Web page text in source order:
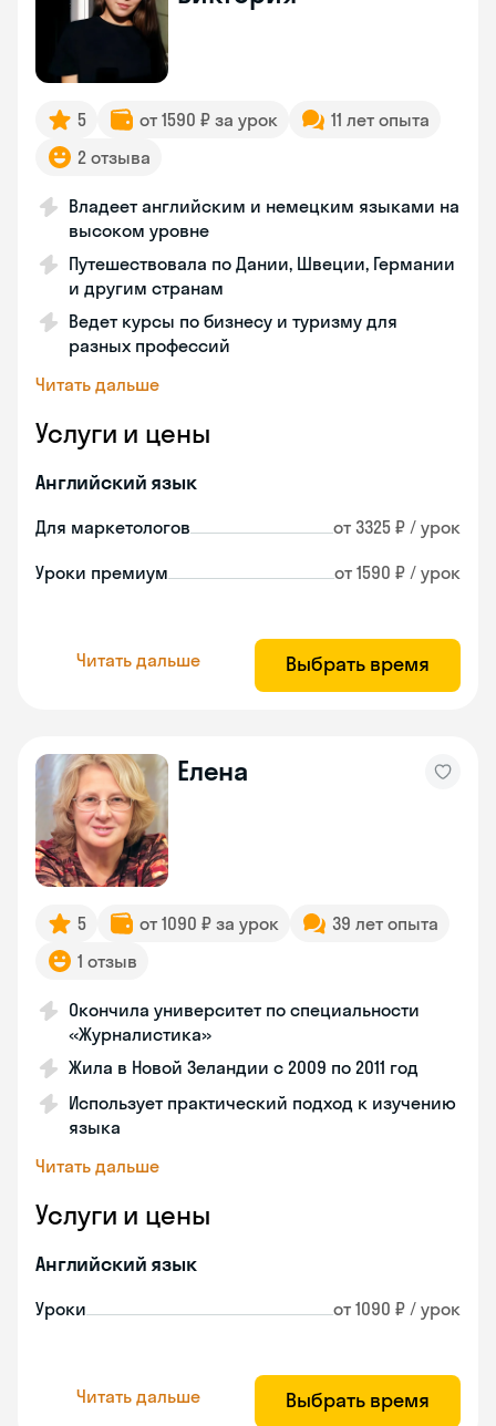
5 от 1590 ₽ за урок
11 лет опыта
2 отзыва
Владеет английским и немецким языками на
высоком уровне
Путешествовала по Дании, Швеции, Германии
и другим странам
Ведет курсы по бизнесу и туризму для
разных профессий
Читать дальше
Услуги и цены
Английский язык
Для маркетологов от 3325 ₽ / урок
Уроки премиум от 1590 ₽ / урок
Читать дальше Выбрать время
Елена
5 от 1090 ₽ за урок
39 лет опыта
1 отзыв
Окончила университет по специальности
«Журналистика»
Жила в Новой Зеландии с 2009 по 2011 год
Использует практический подход к изучению
языка
Читать дальше
Услуги и цены
Английский язык
Уроки от 1090 ₽ / урок
Читать дальше Выбрать время